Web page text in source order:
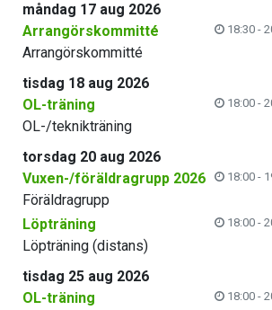
måndag 17 aug 2026
Arrangörskommitté
18:30 -
Arrangörskommitté
tisdag 18 aug 2026
OL-träning
18:00 -
OL-/teknikträning
torsdag 20 aug 2026
Vuxen-/föräldragrupp 2026
18:00 -
Föräldragrupp
Löpträning
18:00 -
Löpträning (distans)
tisdag 25 aug 2026
OL-träning
18:00 -